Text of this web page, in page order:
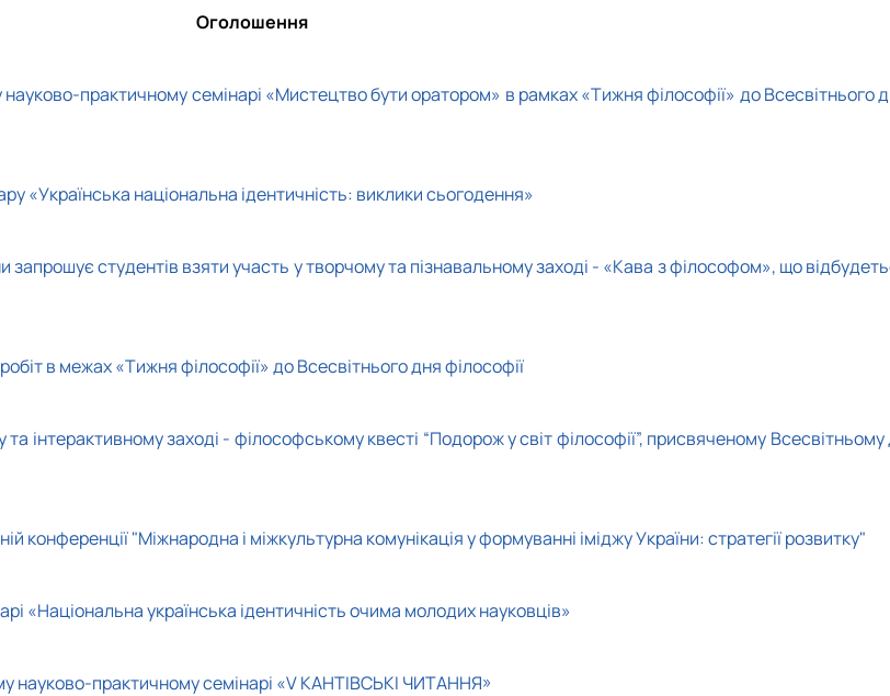
Оголошення
науково-практичному семінарі «Мистецтво бути оратором» в рамках «Тижня філософії» до Всесвітнього
«Українська національна ідентичність: виклики сьогодення»
запрошує студентів взяти участь у творчому та пізнавальному заході - «Кава з філософом», що
в межах «Тижня філософії» до Всесвітнього дня філософії
інтерактивному заході - філософському квесті “Подорож у світ філософії”, присвяченому Всесвітньому
"Міжнародна і міжкультурна комунікація у формуванні іміджу України: стратегії розвитку"
«Національна українська ідентичність очима молодих науковців»
науково-практичному семінарі «V КАНТІВСЬКІ ЧИТАННЯ»